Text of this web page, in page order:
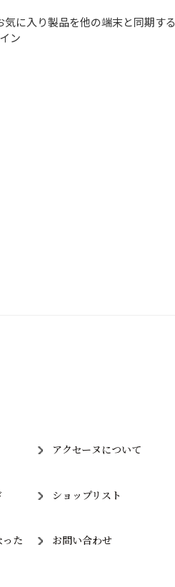
に入り製品を他の端末と同期す
ン
アクセーヌについて
ショップリスト
た
お問い合わせ